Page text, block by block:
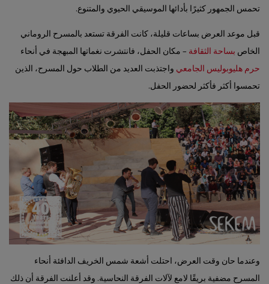
تحمس الجمهور كثيرًا بأدائها الموسيقي الحيوي والمتنوع.
قبل موعد العرض بساعات قليلة، كانت الفرقة تستعد بالمسرح الروماني
الخاص بساحة الثقافة – مكان الحفل، فانتشرت نغماتها المبهجة في أنحاء
حرم هليوبوليس الجامعي واجتذبت العديد من الطلاب حول المسرح، الذين
تحمسوا أكثر فأكثر لحضور الحفل.
وعندما حان وقت العرض، احتلت أشعة شمس الخريف الدافئة أنحاء
المسرح مضفية بريقًا لامع لآلات الفرقة النحاسية. وقد أعلنت الفرقة أن ذلك